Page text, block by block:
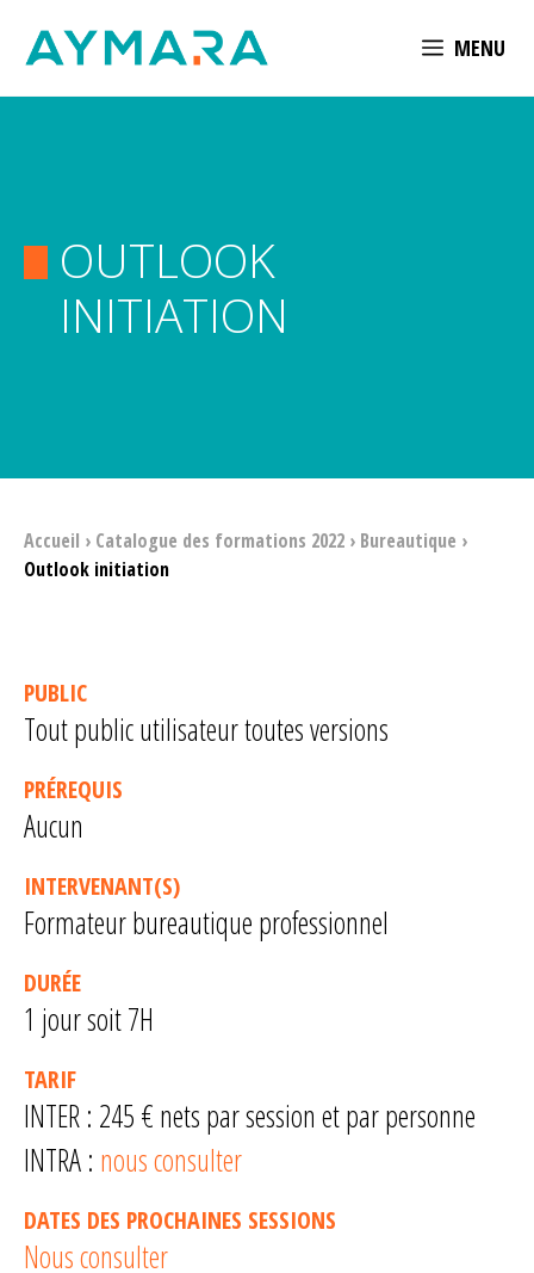
MENU
OUTLOOK
INITIATION
Accueil › Catalogue des formations 2022 › Bureautique ›
Outlook initiation
PUBLIC
Tout public utilisateur toutes versions
PRÉREQUIS
Aucun
INTERVENANT(S)
Formateur bureautique professionnel
DURÉE
1 jour soit 7H
TARIF
INTER : 245 € nets par session et par personne
INTRA : nous consulter
DATES DES PROCHAINES SESSIONS
Nous consulter